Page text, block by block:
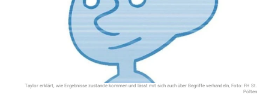
Taylor erklärt, wie Ergebnisse zustande kommen und lässt mit sich auch über Begriffe verhandeln, Foto: FH St.
Pölten